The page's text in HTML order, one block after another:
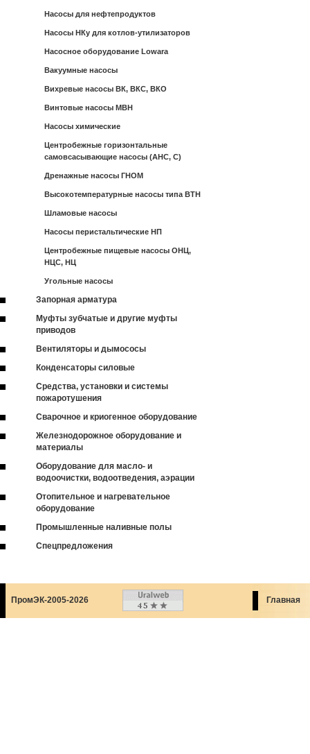
Насосы для нефтепродуктов
Насосы НКу для котлов-утилизаторов
Насосное оборудование Lowara
Вакуумные насосы
Вихревые насосы ВК, ВКС, ВКО
Винтовые насосы МВН
Насосы химические
Центробежные горизонтальные
самовсасывающие насосы (АНС, С)
Дренажные насосы ГНОМ
Высокотемпературные насосы типа ВТН
Шламовые насосы
Насосы перистальтические НП
Центробежные пищевые насосы ОНЦ,
НЦС, НЦ
Угольные насосы
Запорная арматура
Муфты зубчатые и другие муфты
приводов
Вентиляторы и дымососы
Конденсаторы силовые
Средства, установки и системы
пожаротушения
Сварочное и криогенное оборудование
Железнодорожное оборудование и
материалы
Оборудование для масло- и
водоочистки, водоотведения, аэрации
Отопительное и нагревательное
оборудование
Промышленные наливные полы
Спецпредложения
ПромЭК-2005-2026 Главная